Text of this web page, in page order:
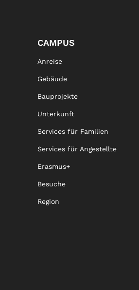
CAMPUS
Anreise
Gebäude
Bauprojekte
Unterkunft
Services für Familien
Services für Angestellte
Erasmus+
Besuche
Region